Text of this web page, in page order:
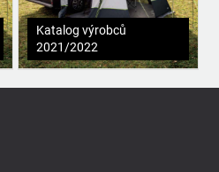
Katalog výrobců
2021/2022